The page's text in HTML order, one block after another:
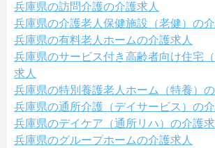
兵庫県の訪問介護の介護求人
兵庫県の介護老人保健施設（老健）の
兵庫県の有料老人ホームの介護求人
兵庫県のサービス付き高齢者向け住宅
求人
兵庫県の特別養護老人ホーム（特養）
兵庫県の通所介護（デイサービス）の
兵庫県のデイケア（通所リハ）の介護求
兵庫県のグループホームの介護求人